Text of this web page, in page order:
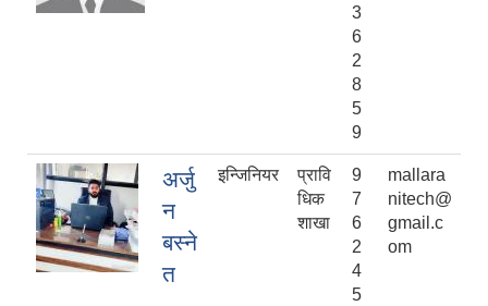
3
6
2
8
5
9
अर्जु
न
बस्ने
त
इन्जिनियर
प्रावि
धिक
शाखा
9
7
6
2
4
5
mallara
nitech@
gmail.c
om